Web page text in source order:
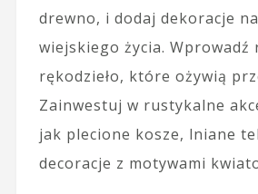
drewno, i dodaj dekoracje
wiejskiego życia. Wprowadź
rękodzieło, które ożywią
Zainwestuj w rustykalne
jak plecione kosze, lniane
decoracje z motywami